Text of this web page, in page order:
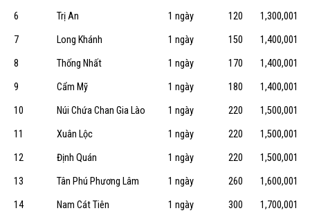
6
Trị An 1 ngày 120
1,300,001
7
Long Khánh 1 ngày 150
1,400,001
8
Thống Nhất 1 ngày 170
1,400,001
9
Cẩm Mỹ 1 ngày 180
1,400,001
10
Núi Chứa Chan Gia Lào 1 ngày 220
1,500,001
11
Xuân Lộc 1 ngày 220
1,500,001
12
Định Quán 1 ngày 220
1,500,001
13
Tân Phú Phương Lâm 1 ngày 260
1,600,001
14
Nam Cát Tiên 1 ngày 300 1,700,001